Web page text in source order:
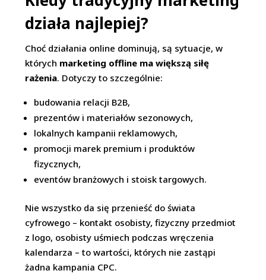
działa najlepiej?
Choć działania online dominują, są sytuacje, w
których marketing offline ma większą siłę
rażenia. Dotyczy to szczególnie:
budowania relacji B2B,
prezentów i materiałów sezonowych,
lokalnych kampanii reklamowych,
promocji marek premium i produktów
fizycznych,
eventów branżowych i stoisk targowych.
Nie wszystko da się przenieść do świata
cyfrowego – kontakt osobisty, fizyczny przedmiot
z logo, osobisty uśmiech podczas wręczenia
kalendarza – to wartości, których nie zastąpi
żadna kampania CPC.